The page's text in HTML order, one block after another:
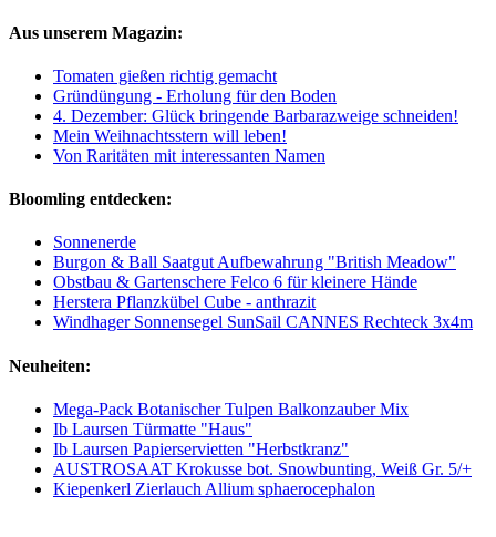
Aus unserem Magazin:
Tomaten gießen richtig gemacht
Gründüngung - Erholung für den Boden
4. Dezember: Glück bringende Barbarazweige schneiden!
Mein Weihnachtsstern will leben!
Von Raritäten mit interessanten Namen
Bloomling entdecken:
Sonnenerde
Burgon & Ball Saatgut Aufbewahrung "British Meadow"
Obstbau & Gartenschere Felco 6 für kleinere Hände
Herstera Pflanzkübel Cube - anthrazit
Windhager Sonnensegel SunSail CANNES Rechteck 3x4m
Neuheiten:
Mega-Pack Botanischer Tulpen Balkonzauber Mix
Ib Laursen Türmatte "Haus"
Ib Laursen Papierservietten "Herbstkranz"
AUSTROSAAT Krokusse bot. Snowbunting, Weiß Gr. 5/+
Kiepenkerl Zierlauch Allium sphaerocephalon